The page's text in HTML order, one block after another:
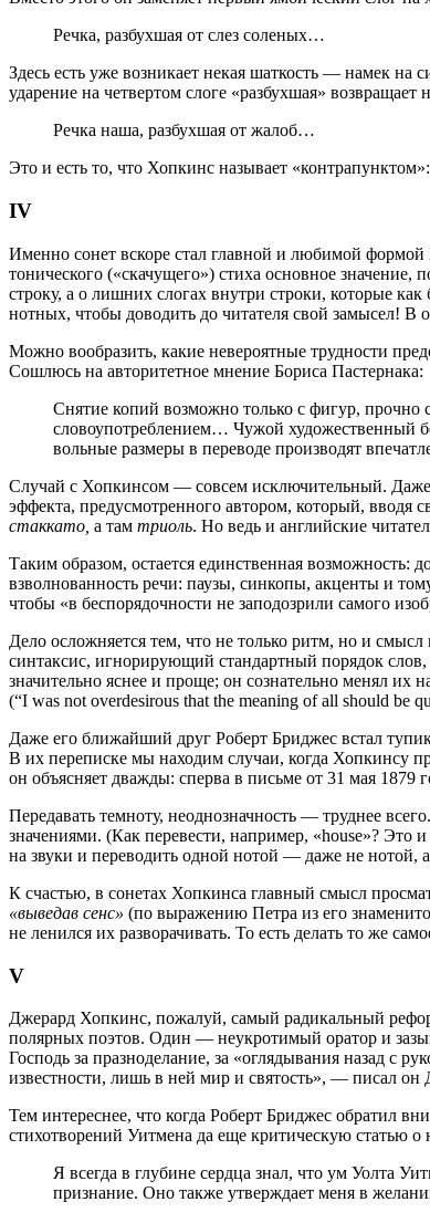
Речка, разбухшая от слез соленых…
Здесь есть уже возникает некая шаткость — намек на
ударение на четвертом слоге «разбухшая»
Речка наша, разбухшая от жалоб…
Это и есть то, что Хопкинс называет
IV
Именно сонет вскоре стал главной и любимой
тонического («скачущего») стиха основное значение,
строку, а о лишних слогах внутри строки, которые
нотных, чтобы доводить до читателя свой замысел! В
Можно вообразить, какие невероятные трудности
Сошлюсь на авторитетное мнение Бориса Пастернака:
Снятие копий возможно только с фигур,
словоупотреблением… Чужой художественный
вольные размеры в переводе производят
Случай с Хопкинсом — совсем исключительный. Даже
эффекта, предусмотренного автором, который, вводя
стаккато, а там триоль. Но ведь и английские
Таким образом, остается единственная возможность:
взволнованность речи: паузы, синкопы, акценты и
чтобы «в беспорядочности не заподозрили самого
Дело осложняется тем, что не только ритм, но и
синтаксис, игнорирующий стандартный порядок
значительно яснее и проще; он сознательно менял
(“I was not overdesirous that the meaning of all should be
Даже его ближайший друг Роберт Бриджес встал
В их переписке мы находим случаи, когда Хопкинсу
он объясняет дважды: сперва в письме от 31 мая
Передавать темноту, неоднозначность — труднее
значениями. (Как перевести, например, «house»? Это
на звуки и переводить одной нотой — даже не нотой,
К счастью, в сонетах Хопкинса главный смысл
«выведав сенс» (по выражению Петра из его
не ленился их разворачивать. То есть делать то же
V
Джерард Хопкинс, пожалуй, самый радикальный
полярных поэтов. Один — неукротимый оратор и
Господь за празноделание, за «оглядывания назад с
известности, лишь в ней мир и святость», — писал он
Тем интереснее, что когда Роберт Бриджес обратил
стихотворений Уитмена да еще критическую статью
Я всегда в глубине сердца знал, что ум Уолта
признание. Оно также утверждает меня в